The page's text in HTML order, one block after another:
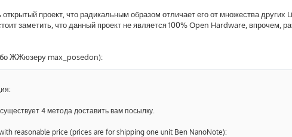
проект, что радикальным образом отличает его от множества других
заметить, что данный проект не является 100% Open Hardware, впрочем,
ЖЖюзеру max_posedon):
4 метода доставить вам посылку.
reasonable price (prices are for shipping one unit Ben NanoNote):